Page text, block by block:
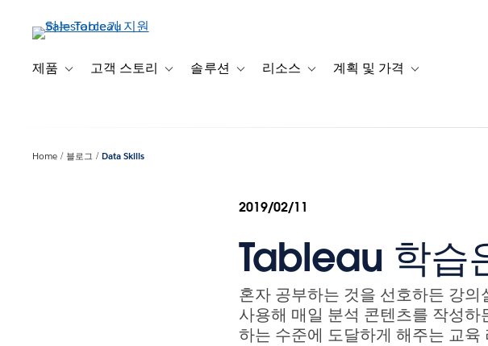
제품 Toggle sub-navigation for 제품
고객 스토리 Toggle sub-navigation for 고객 스토리
솔루션 Toggle sub-navigation for 솔루션
리소스 Toggle sub-navigation for 리소스
계획 및 가격 Toggle sub-
Home 블로그 Data Skills
2019/02/11
Tableau 학습
혼자 공부하는 것을 선호하든 강
사용해 매일 분석 콘텐츠를 작성
하는 수준에 도달하게 해주는 교육